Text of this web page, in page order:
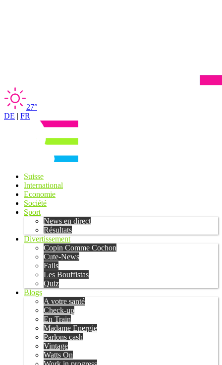
27°
DE | FR
Suisse
International
Economie
Société
Sport
News en direct
Résultats
Divertissement
Copin Comme Cochon
Cute-News
Fails
Les Bouffistas
Quiz
Blogs
A votre santé
Check-up
En Train
Madame Energie
Parlons cash
Vintage
Watts On